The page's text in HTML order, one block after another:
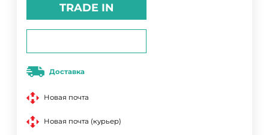
TRADE IN
Доставка
Новая почта
Новая почта (курьер)